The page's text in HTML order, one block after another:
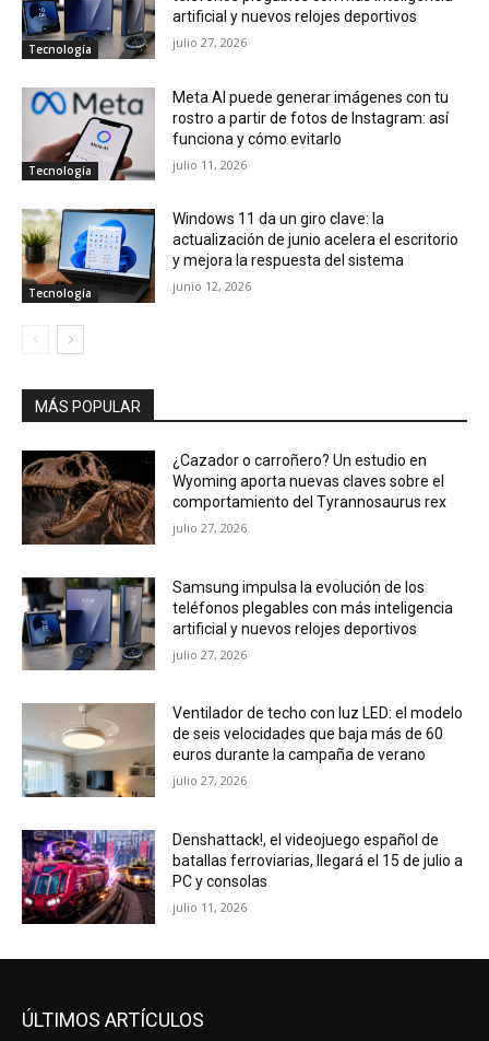
Tecnología
artificial y nuevos relojes deportivos
julio 27, 2026
Tecnología
Meta AI puede generar imágenes con tu
rostro a partir de fotos de Instagram: así
funciona y cómo evitarlo
julio 11, 2026
Tecnología
Windows 11 da un giro clave: la
actualización de junio acelera el escritorio
y mejora la respuesta del sistema
junio 12, 2026
MÁS POPULAR
¿Cazador o carroñero? Un estudio en
Wyoming aporta nuevas claves sobre el
comportamiento del Tyrannosaurus rex
julio 27, 2026
Samsung impulsa la evolución de los
teléfonos plegables con más inteligencia
artificial y nuevos relojes deportivos
julio 27, 2026
Ventilador de techo con luz LED: el modelo
de seis velocidades que baja más de 60
euros durante la campaña de verano
julio 27, 2026
Denshattack!, el videojuego español de
batallas ferroviarias, llegará el 15 de julio a
PC y consolas
julio 11, 2026
ÚLTIMOS ARTÍCULOS